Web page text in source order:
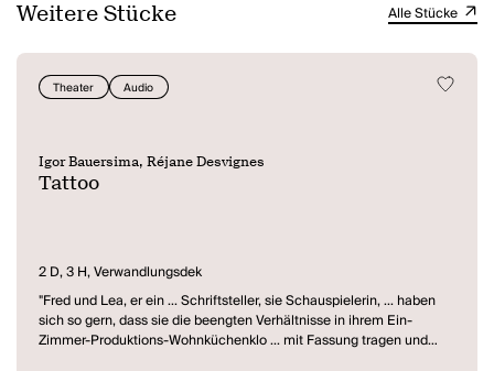
Weitere Stücke Alle Stücke
Theater Audio
Igor Bauersima, Réjane Desvignes
Tattoo
2 D, 3 H, Verwandlungsdek
"Fred und Lea, er ein ... Schriftsteller, sie Schauspielerin, ... haben
sich so gern, dass sie die beengten Verhältnisse in ihrem Ein-
Zimmer-Produktions-Wohnküchenklo ... mit Fassung tragen und